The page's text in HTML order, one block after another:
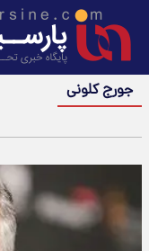
جورج کلونی